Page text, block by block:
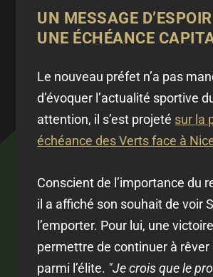
UN MESSAGE
UNE ÉCHÉANCE
Le nouveau préfet n’a pas
d’évoquer l’actualité sportive
attention, il s’est projeté sur la
échéance des Verts face à
Conscient de l’importance du
il a affiché son souhait de voir
l’emporter. Pour lui, une
permettre de continuer à rêver
parmi l’élite. "Je crois que le